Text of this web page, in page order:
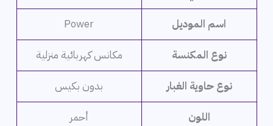
اسم الموديل Power
نوع المكنسة مكانس كهربائية منزلية
نوع حاوية الغبار بدون بكيس
اللون أحمر